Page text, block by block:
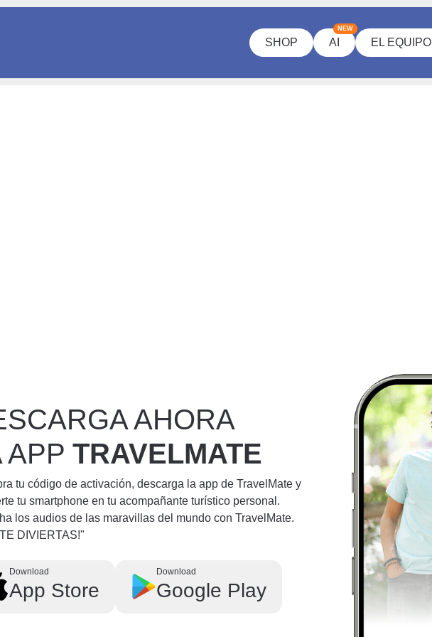
SHOP AI
NEW
EL EQUIPO
AHORA
APPTRAVELMATE
tu código de activación, descarga la app de TravelMate y
tu smartphone en tu acompañante turístico personal.
los audios de las maravillas del mundo con TravelMate.
DIVIERTAS!"
Download
App Store
Download
Google Play